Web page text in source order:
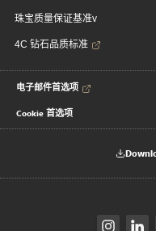
珠宝质量保证基准v
4C 钻石品质标准
电子邮件首选项
Cookie 首选项